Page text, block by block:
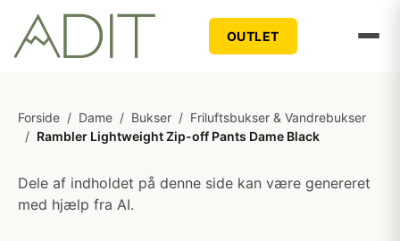
OUTLET
Forside / Dame / Bukser / Friluftsbukser & Vandrebukser
/ Rambler Lightweight Zip-off Pants Dame Black
Dele af indholdet på denne side kan være genereret
med hjælp fra AI.